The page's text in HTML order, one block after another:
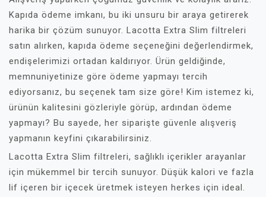
Kapıda ödeme imkanı, bu iki unsuru bir araya getirerek
harika bir çözüm sunuyor. Lacotta Extra Slim filtreleri
satın alırken, kapıda ödeme seçeneğini değerlendirmek,
endişelerimizi ortadan kaldırıyor. Ürün geldiğinde,
memnuniyetinize göre ödeme yapmayı tercih
ediyorsanız, bu seçenek tam size göre! Kim istemez ki,
ürünün kalitesini gözleriyle görüp, ardından ödeme
yapmayı? Bu sayede, her siparişte güvenle alışveriş
yapmanın keyfini çıkarabilirsiniz.
Lacotta Extra Slim filtreleri, sağlıklı içerikler arayanlar
için mükemmel bir tercih sunuyor. Düşük kalori ve fazla
lif içeren bir içecek üretmek isteyen herkes için ideal.